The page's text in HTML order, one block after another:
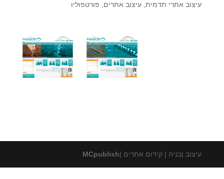
עיצוב אתרי תדמית, עיצוב אתרים פורטפוליו
עיצוב |בניה | קידום אתרים |MCpublish